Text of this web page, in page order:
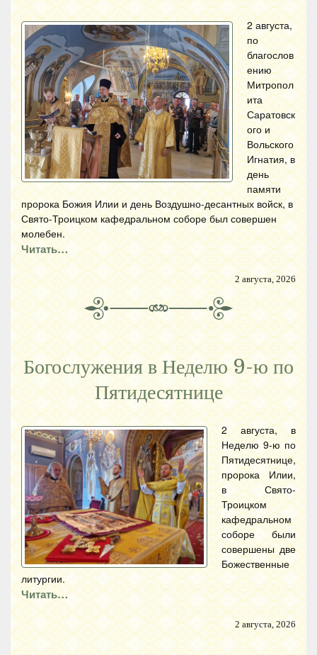
2 августа,
по
благослов
ению
Митропол
ита
Саратовск
ого и
Вольского
Игнатия, в
день
памяти
пророка Божия Илии и день Воздушно-десантных войск, в
Свято-Троицком кафедральном соборе был совершен
молебен.
Читать…
2 августа, 2026
Богослужения в Неделю 9-ю по
Пятидесятнице
2 августа, в
Неделю 9-ю по
Пятидесятнице,
пророка Илии,
в Свято-
Троицком
кафедральном
соборе были
совершены две
Божественные
литургии.
Читать…
2 августа, 2026